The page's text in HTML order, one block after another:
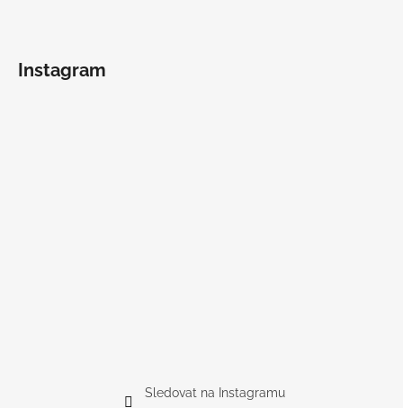
Instagram
Sledovat na Instagramu